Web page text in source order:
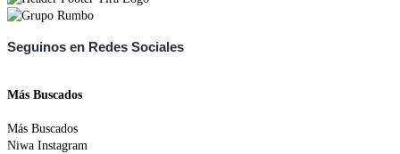
Seguinos en Redes Sociales
Más Buscados
Más Buscados
Niwa Instagram